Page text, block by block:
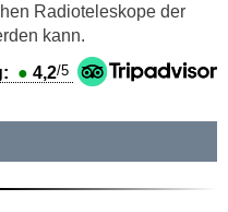
Radioteleskope der
kann.
● 4,2/5